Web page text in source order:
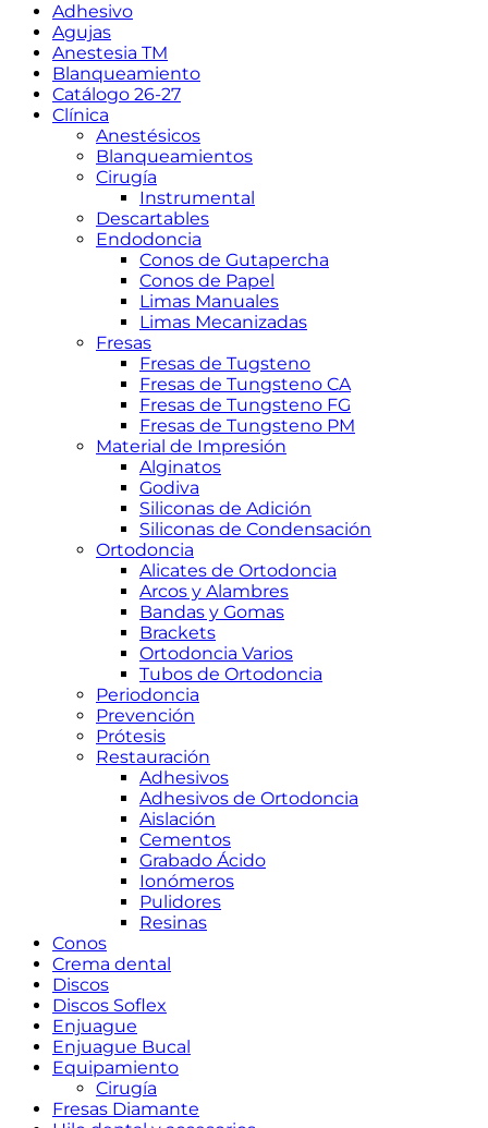
Adhesivo
Agujas
Anestesia TM
Blanqueamiento
Catálogo 26-27
Clínica
Anestésicos
Blanqueamientos
Cirugía
Instrumental
Descartables
Endodoncia
Conos de Gutapercha
Conos de Papel
Limas Manuales
Limas Mecanizadas
Fresas
Fresas de Tugsteno
Fresas de Tungsteno CA
Fresas de Tungsteno FG
Fresas de Tungsteno PM
Material de Impresión
Alginatos
Godiva
Siliconas de Adición
Siliconas de Condensación
Ortodoncia
Alicates de Ortodoncia
Arcos y Alambres
Bandas y Gomas
Brackets
Ortodoncia Varios
Tubos de Ortodoncia
Periodoncia
Prevención
Prótesis
Restauración
Adhesivos
Adhesivos de Ortodoncia
Aislación
Cementos
Grabado Ácido
Ionómeros
Pulidores
Resinas
Conos
Crema dental
Discos
Discos Soflex
Enjuague
Enjuague Bucal
Equipamiento
Cirugía
Fresas Diamante